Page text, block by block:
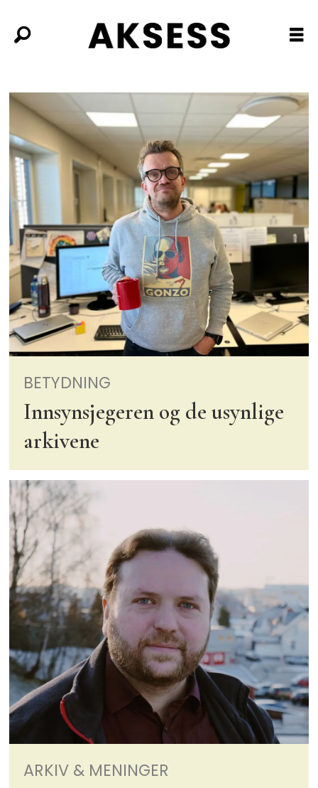
Tag:
journalistikk
BETYDNING
Innsynsjegeren og de usynlige
arkivene
ARKIV & MENINGER